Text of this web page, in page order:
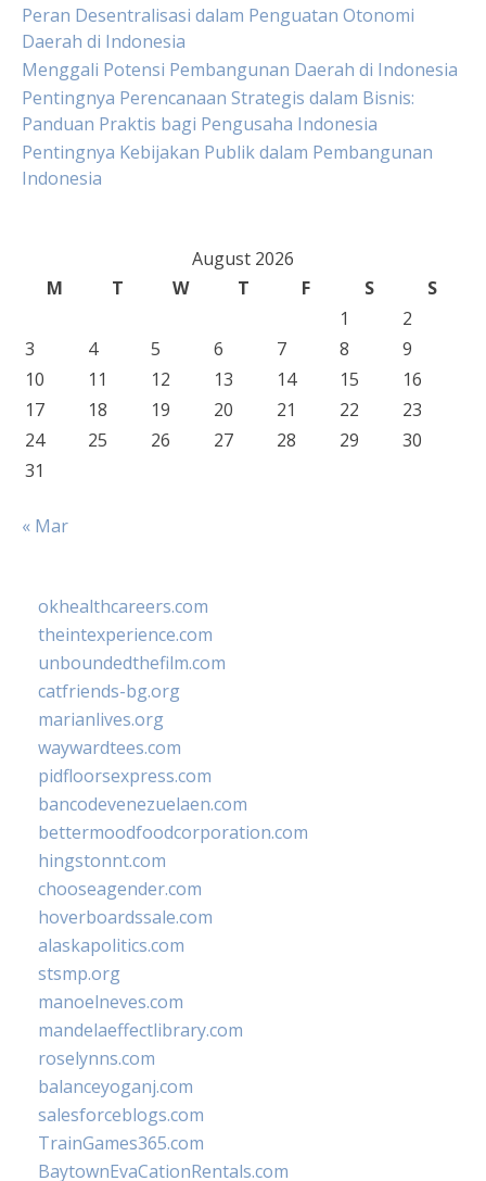
Peran Desentralisasi dalam Penguatan Otonomi
Daerah di Indonesia
Menggali Potensi Pembangunan Daerah di Indonesia
Pentingnya Perencanaan Strategis dalam Bisnis:
Panduan Praktis bagi Pengusaha Indonesia
Pentingnya Kebijakan Publik dalam Pembangunan
Indonesia
August 2026
M
T W T F S
S
1
2
3
4 5 6 7 8
9
10
11 12 13 14 15
16
17
18 19 20 21 22
23
24
25 26 27 28 29
30
31
« Mar
okhealthcareers.com
theintexperience.com
unboundedthefilm.com
catfriends-bg.org
marianlives.org
waywardtees.com
pidfloorsexpress.com
bancodevenezuelaen.com
bettermoodfoodcorporation.com
hingstonnt.com
chooseagender.com
hoverboardssale.com
alaskapolitics.com
stsmp.org
manoelneves.com
mandelaeffectlibrary.com
roselynns.com
balanceyoganj.com
salesforceblogs.com
TrainGames365.com
BaytownEvaCationRentals.com